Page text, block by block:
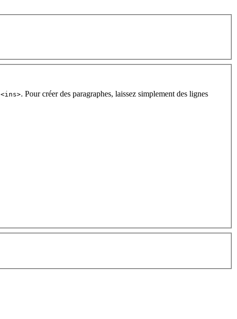
<ins>. Pour créer des paragraphes, laissez simplement des lignes